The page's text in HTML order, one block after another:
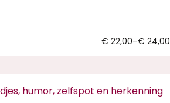
€ 22,00–€ 24,00
humor, zelfspot en herkenning